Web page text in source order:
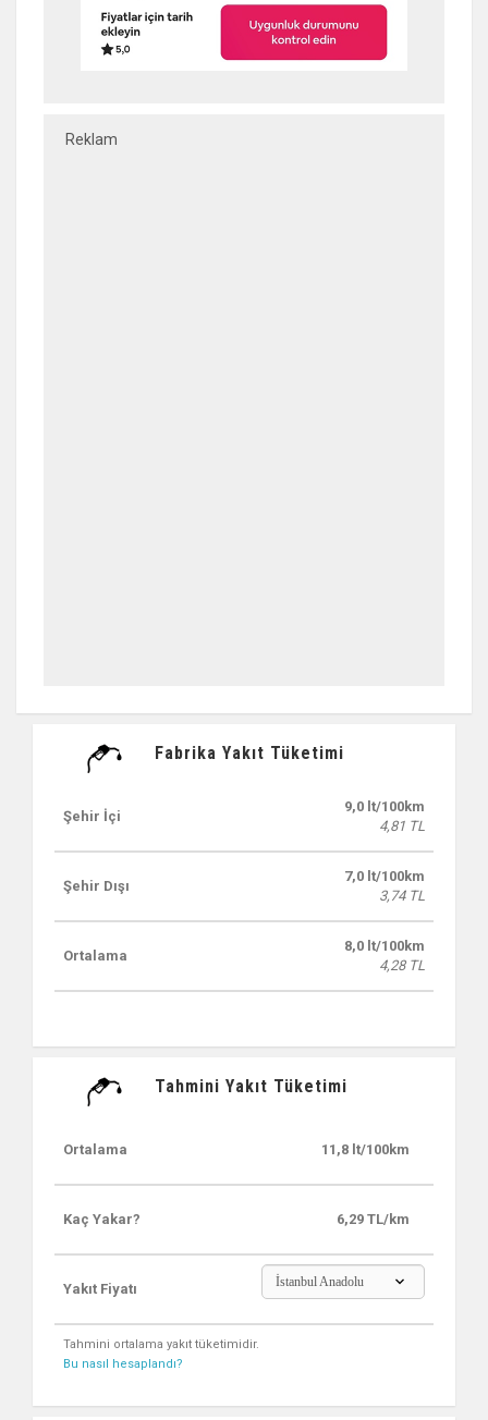
Reklam
Fabrika Yakıt Tüketimi
Şehir İçi
9,0 lt/100km
4,81 TL
Şehir Dışı
7,0 lt/100km
3,74 TL
Ortalama
8,0 lt/100km
4,28 TL
Tahmini Yakıt Tüketimi
Ortalama 11,8 lt/100km
Kaç Yakar? 6,29 TL/km
Yakıt Fiyatı İstanbul Anadolu
Tahmini ortalama yakıt tüketimidir.
Bu nasıl hesaplandı?